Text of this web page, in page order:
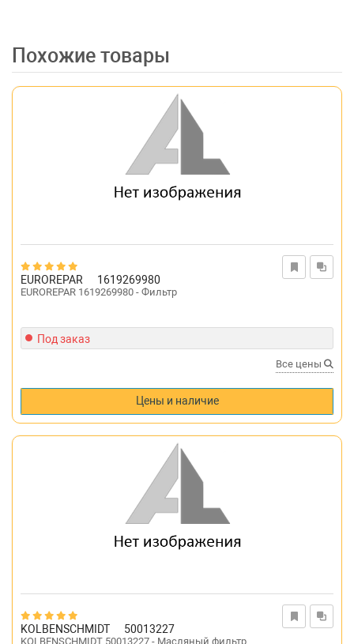
Похожие товары
EUROREPAR 1619269980
EUROREPAR 1619269980 - Фильтр
Под заказ
Все цены
Цены и наличие
KOLBENSCHMIDT 50013227
KOLBENSCHMIDT 50013227 - Масляный фильтр